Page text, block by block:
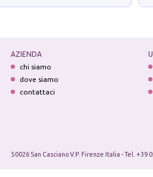
AZIENDA
chi siamo
dove siamo
contattaci
50026 San Casciano V.P. Firenze Italia - Tel. +39